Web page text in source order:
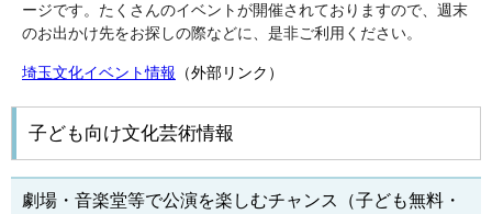
ージです。たくさんのイベントが開催されておりますので、週末
のお出かけ先をお探しの際などに、是非ご利用ください。
埼玉文化イベント情報 （外部リンク）
子ども向け文化芸術情報
劇場・音楽堂等で公演を楽しむチャンス（子ども無料・